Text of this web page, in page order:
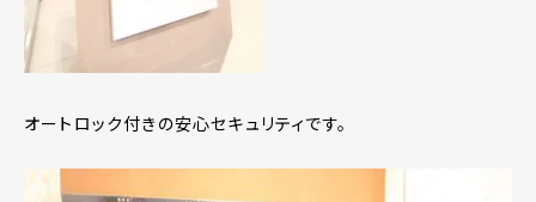
オートロック付きの安心セキュリティです。